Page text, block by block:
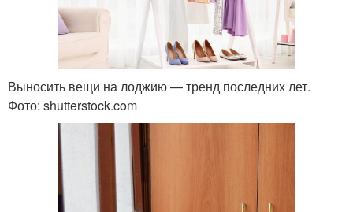
Выносить вещи на лоджию — тренд последних лет.
Фото: shutterstock.com